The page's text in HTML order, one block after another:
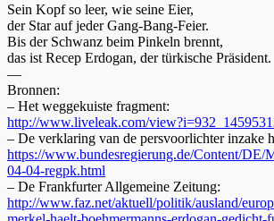
Sein Kopf so leer, wie seine Eier,
der Star auf jeder Gang-Bang-Feier.
Bis der Schwanz beim Pinkeln brennt,
das ist Recep Erdogan, der türkische Präsident.
—
Bronnen:
– Het weggekuiste fragment:
http://www.liveleak.com/
– De verklaring van de persvoorlichter inzake
https://www.bundesregierung.de/Content/DE/
04-04-regpk.html
– De Frankfurter Allgemeine Zeitung:
http://www.faz.net/aktuell/politik/ausland/